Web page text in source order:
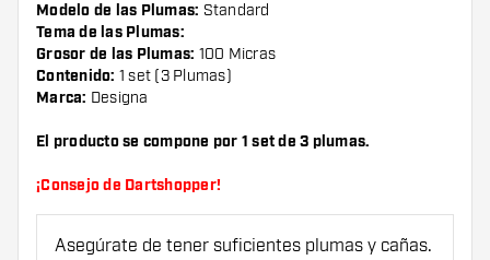
Modelo de las Plumas: Standard
Tema de las Plumas:
Grosor de las Plumas: 100 Micras
Contenido: 1 set (3 Plumas)
Marca: Designa
El producto se compone por 1 set de 3 plumas.
¡Consejo de Dartshopper!
Asegúrate de tener suficientes plumas y cañas.